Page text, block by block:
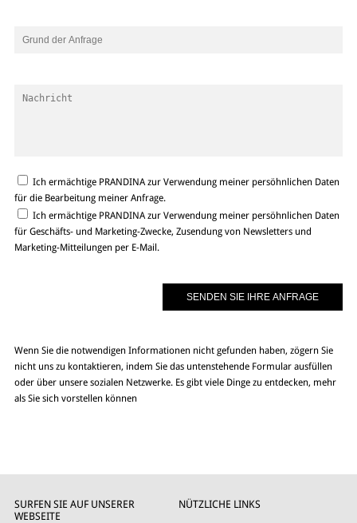
Ich ermächtige PRANDINA zur Verwendung meiner persöhnlichen Daten
für die Bearbeitung meiner Anfrage.
Ich ermächtige PRANDINA zur Verwendung meiner persöhnlichen Daten
für Geschäfts- und Marketing-Zwecke, Zusendung von Newsletters und
Marketing-Mitteilungen per E-Mail.
Wenn Sie die notwendigen Informationen nicht gefunden haben, zögern Sie
nicht uns zu kontaktieren, indem Sie das untenstehende Formular ausfüllen
oder über unsere sozialen Netzwerke. Es gibt viele Dinge zu entdecken, mehr
als Sie sich vorstellen können
SURFEN SIE AUF UNSERER
WEBSEITE
NÜTZLICHE LINKS